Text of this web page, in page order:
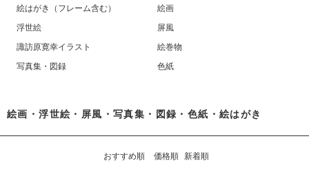
絵はがき（フレーム含む）
絵画
浮世絵
屏風
諏訪原寛幸イラスト
絵巻物
写真集・図録
色紙
絵画・浮世絵・屏風・写真集・図録・色紙・絵はがき
おすすめ順 価格順 新着順